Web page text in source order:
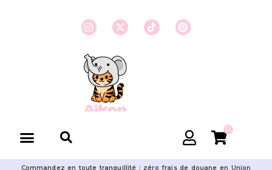
0
Commandez en toute tranquillité : zéro frais de douane en Union